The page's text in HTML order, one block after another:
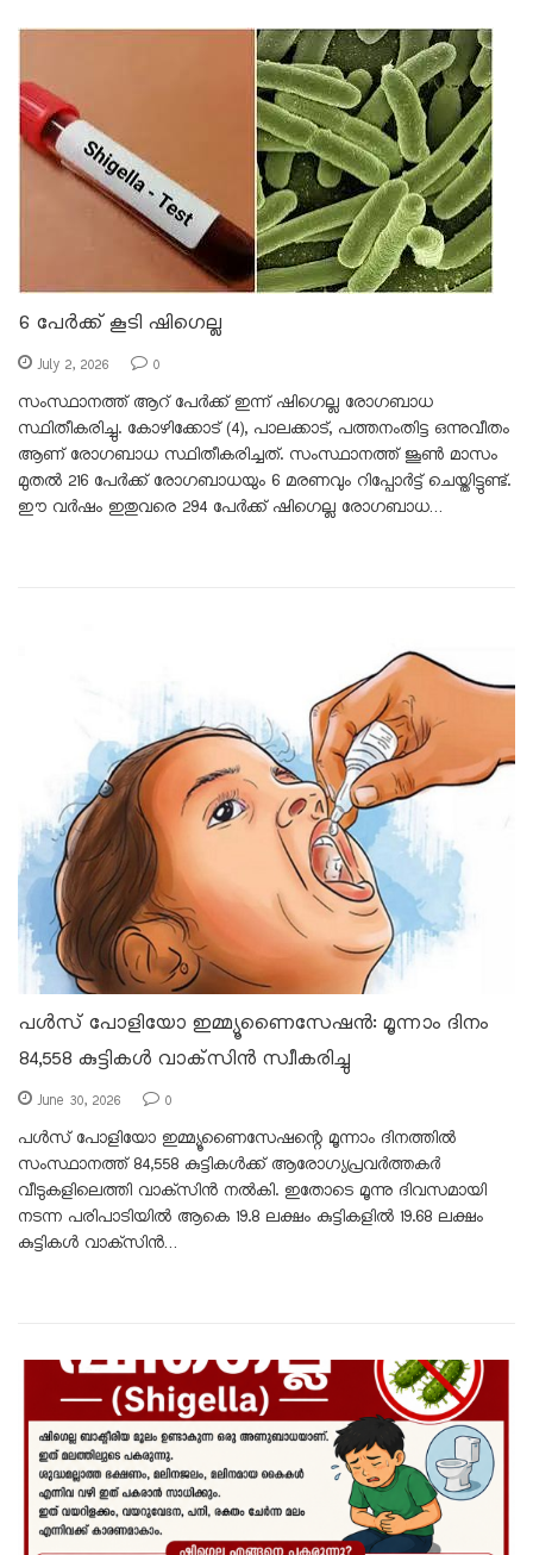
6 പേർക്ക് കൂടി ഷിഗെല്ല
July 2, 2026 0
സംസ്ഥാനത്ത് ആറ് പേർക്ക് ഇന്ന് ഷിഗെല്ല രോഗബാധ
സ്ഥിതീകരിച്ചു. കോഴിക്കോട് (4), പാലക്കാട്, പത്തനംതിട്ട ഒന്നുവീതം
ആണ് രോഗബാധ സ്ഥിതീകരിച്ചത്. സംസ്ഥാനത്ത് ജൂൺ മാസം
മുതൽ 216 പേർക്ക് രോഗബാധയും 6 മരണവും റിപ്പോർട്ട് ചെയ്തിട്ടുണ്ട്.
ഈ വർഷം ഇതുവരെ 294 പേർക്ക് ഷിഗെല്ല രോഗബാധ…
പൾസ്‌ പോളിയോ ഇമ്മ്യൂണൈസേഷൻ: മൂന്നാം ദിനം
84,558 കുട്ടികൾ വാക്‌സിൻ സ്വീകരിച്ചു
June 30, 2026 0
പൾസ് പോളിയോ ഇമ്മ്യൂണൈസേഷന്റെ മൂന്നാം ദിനത്തിൽ
സംസ്ഥാനത്ത് 84,558 കുട്ടികൾക്ക് ആരോഗ്യപ്രവർത്തകർ
വീടുകളിലെത്തി വാക്‌സിൻ നൽകി. ഇതോടെ മൂന്നു ദിവസമായി
നടന്ന പരിപാടിയിൽ ആകെ 19.8 ലക്ഷം കുട്ടികളിൽ 19.68 ലക്ഷം
കുട്ടികൾ വാക്‌സിൻ…